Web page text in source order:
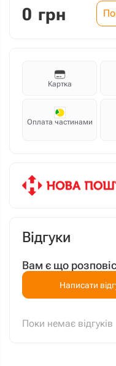
0 грн
Картка
Оплата частинами
Відгуки
Вам є що
Написати
Поки немає відгуків